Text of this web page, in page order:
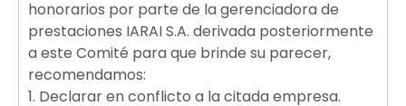
honorarios por parte de la gerenciadora de
prestaciones IARAI S.A. derivada posteriormente
a este Comité para que brinde su parecer,
recomendamos:
1. Declarar en conflicto a la citada empresa.